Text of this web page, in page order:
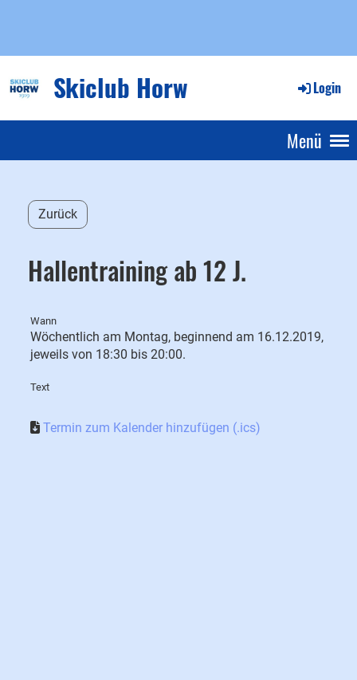
Skiclub Horw Login
Menü
Zurück
Hallentraining ab 12 J.
Wann
Wöchentlich am Montag, beginnend am 16.12.2019,
jeweils von 18:30 bis 20:00.
Text
Termin zum Kalender hinzufügen (.ics)